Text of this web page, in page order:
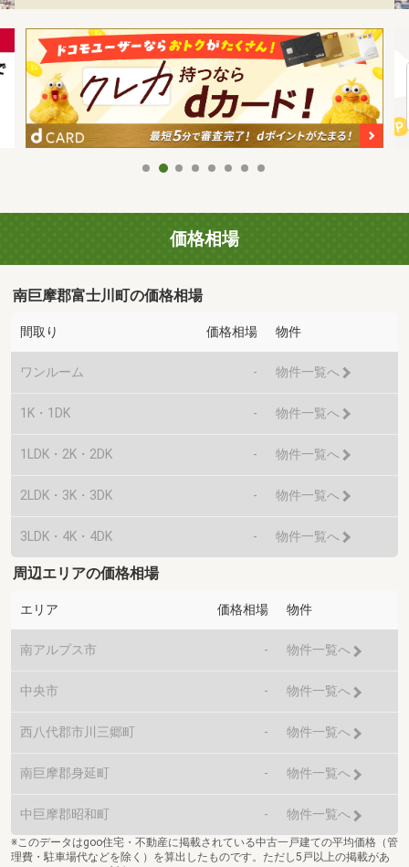
価格相場
南巨摩郡富士川町の価格相場
間取り 価格相場 物件
ワンルーム - 物件一覧へ
1K・1DK - 物件一覧へ
1LDK・2K・2DK - 物件一覧へ
2LDK・3K・3DK - 物件一覧へ
3LDK・4K・4DK - 物件一覧へ
周辺エリアの価格相場
エリア 価格相場 物件
南アルプス市 - 物件一覧へ
中央市 - 物件一覧へ
西八代郡市川三郷町 - 物件一覧へ
南巨摩郡身延町 - 物件一覧へ
中巨摩郡昭和町 - 物件一覧へ
※このデータはgoo住宅・不動産に掲載されている中古一戸建ての平均価格（管
理費・駐車場代などを除く）を算出したものです。ただし5戸以上の掲載があ